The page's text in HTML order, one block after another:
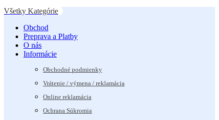
Všetky Kategórie
Obchod
Preprava a Platby
O nás
Informácie
Obchodné podmienky
Vrátenie / výmena / reklamácia
Online reklamácia
Ochrana Súkromia